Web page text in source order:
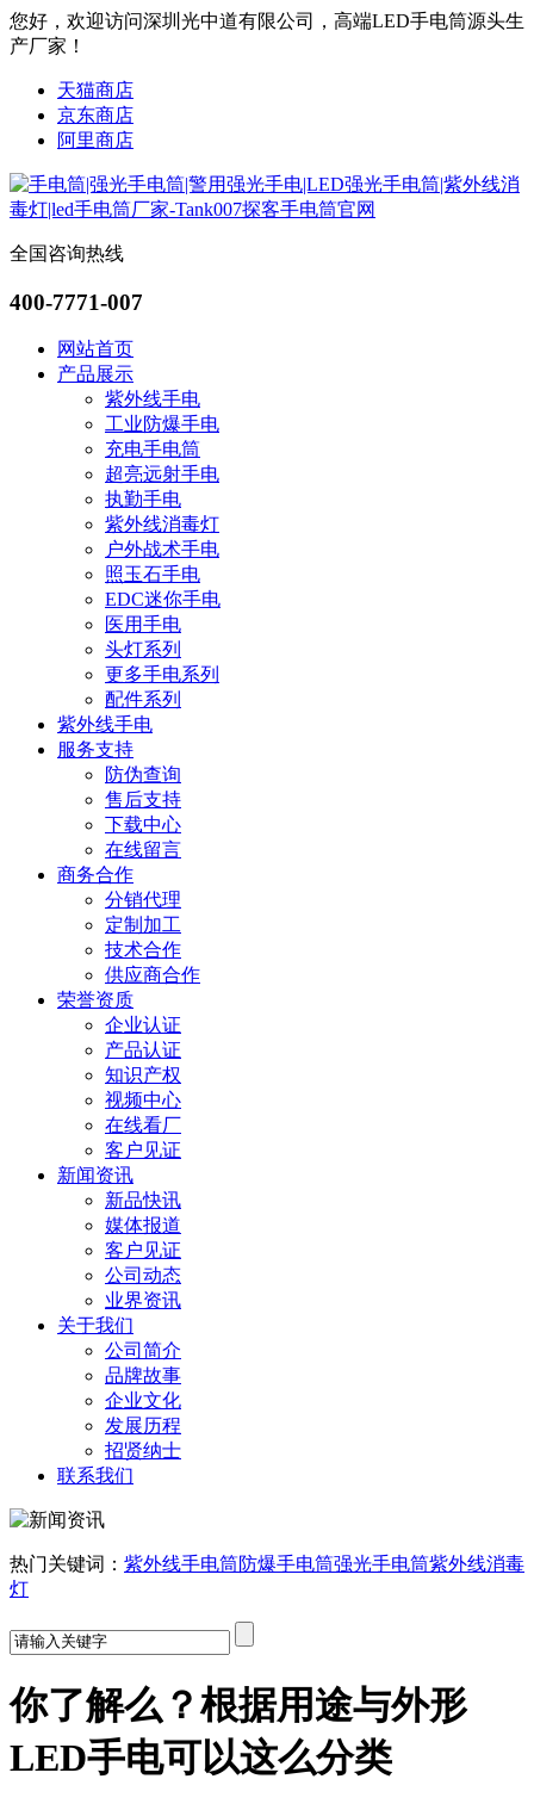
您好，欢迎访问深圳光中道有限公司，高端LED手电筒源头生
产厂家！
天猫商店
京东商店
阿里商店
全国咨询热线
400-7771-007
网站首页
产品展示
紫外线手电
工业防爆手电
充电手电筒
超亮远射手电
执勤手电
紫外线消毒灯
户外战术手电
照玉石手电
EDC迷你手电
医用手电
头灯系列
更多手电系列
配件系列
紫外线手电
服务支持
防伪查询
售后支持
下载中心
在线留言
商务合作
分销代理
定制加工
技术合作
供应商合作
荣誉资质
企业认证
产品认证
知识产权
视频中心
在线看厂
客户见证
新闻资讯
新品快讯
媒体报道
客户见证
公司动态
业界资讯
关于我们
公司简介
品牌故事
企业文化
发展历程
招贤纳士
联系我们
热门关键词： 紫外线手电筒防爆手电筒强光手电筒紫外线消毒
灯
你了解么？根据用途与外形
LED手电可以这么分类